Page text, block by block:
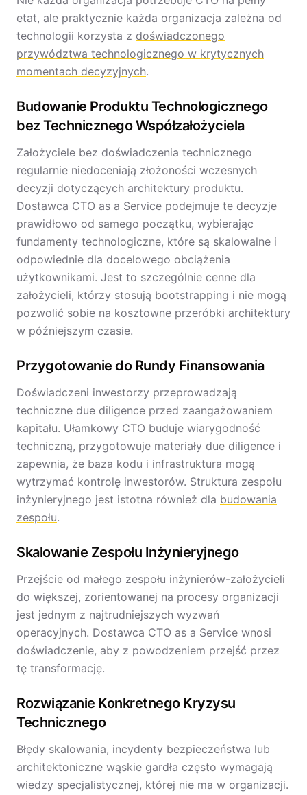
etat, ale praktycznie każda organizacja zależna od
technologii korzysta z doświadczonego
przywództwa technologicznego w krytycznych
momentach decyzyjnych.
Budowanie Produktu Technologicznego
bez Technicznego Współzałożyciela
Założyciele bez doświadczenia technicznego
regularnie niedoceniają złożoności wczesnych
decyzji dotyczących architektury produktu.
Dostawca CTO as a Service podejmuje te decyzje
prawidłowo od samego początku, wybierając
fundamenty technologiczne, które są skalowalne i
odpowiednie dla docelowego obciążenia
użytkownikami. Jest to szczególnie cenne dla
założycieli, którzy stosują bootstrapping i nie mogą
pozwolić sobie na kosztowne przeróbki architektury
w późniejszym czasie.
Przygotowanie do Rundy Finansowania
Doświadczeni inwestorzy przeprowadzają
techniczne due diligence przed zaangażowaniem
kapitału. Ułamkowy CTO buduje wiarygodność
techniczną, przygotowuje materiały due diligence i
zapewnia, że baza kodu i infrastruktura mogą
wytrzymać kontrolę inwestorów. Struktura zespołu
inżynieryjnego jest istotna również dla budowania
zespołu.
Skalowanie Zespołu Inżynieryjnego
Przejście od małego zespołu inżynierów-założycieli
do większej, zorientowanej na procesy organizacji
jest jednym z najtrudniejszych wyzwań
operacyjnych. Dostawca CTO as a Service wnosi
doświadczenie, aby z powodzeniem przejść przez
tę transformację.
Rozwiązanie Konkretnego Kryzysu
Technicznego
Błędy skalowania, incydenty bezpieczeństwa lub
architektoniczne wąskie gardła często wymagają
wiedzy specjalistycznej, której nie ma w organizacji.